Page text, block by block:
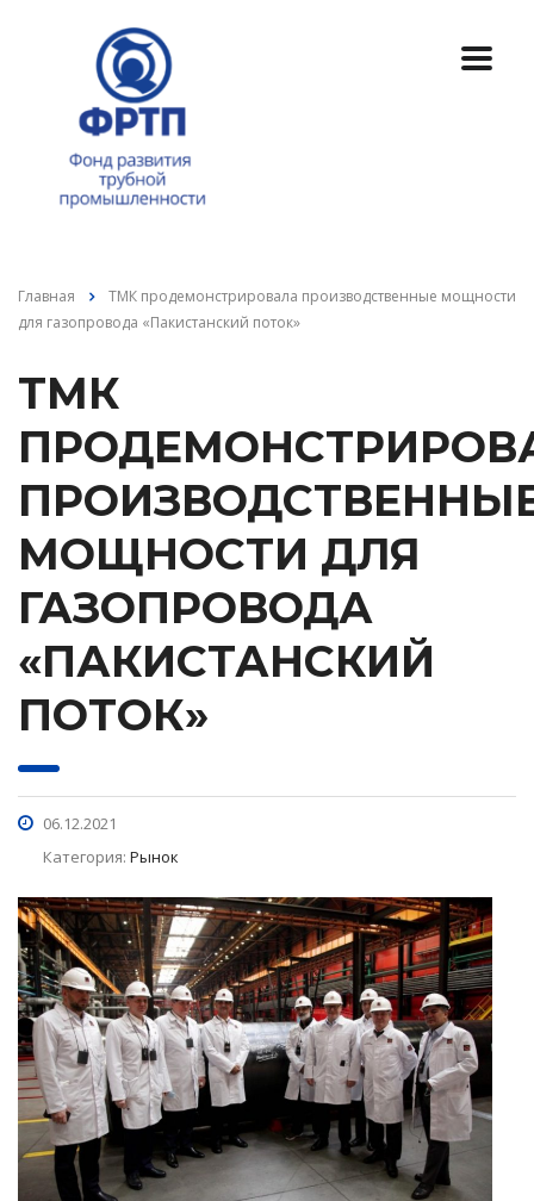
Главная
ТМК продемонстрировала производственные мощности
для газопровода «Пакистанский поток»
ТМК
МОЩНОСТИ ДЛЯ
ГАЗОПРОВОДА
«ПАКИСТАНСКИЙ
ПОТОК»
06.12.2021
Категория: Рынок